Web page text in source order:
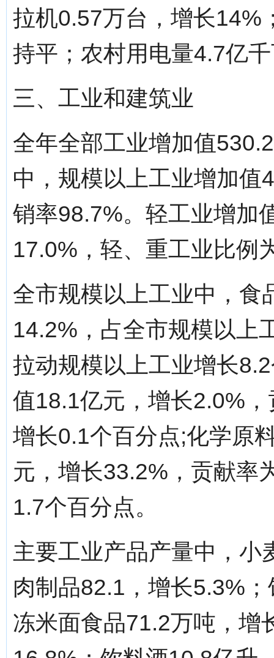
拉机0.57万台，增长14%
持平；农村用电量4.7亿
三、工业和建筑业
全年全部工业增加值
中，规模以上工业增加值
销率98.7%。轻工业增加
17.0%，轻、重工业比例
全市规模以上工业中，食
14.2%，占全市规模以上
拉动规模以上工业增长
值18.1亿元，增长2.0%
增长0.1个百分点;化学原
元，增长33.2%，贡献率
1.7个百分点。
主要工业产品产量中，小
肉制品82.1，增长5.3%
冻米面食品71.2万吨，增